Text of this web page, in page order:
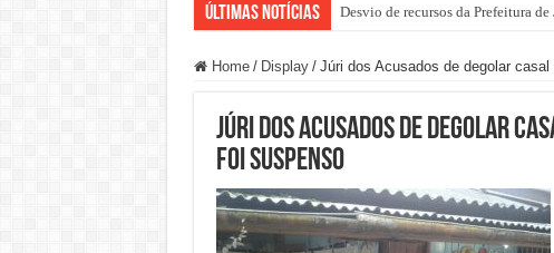
Últimas Notícias Desvio de recursos da Prefeitura
Home / Display / Júri dos Acusados de degolar
Júri dos Acusados de degolar
foi suspenso